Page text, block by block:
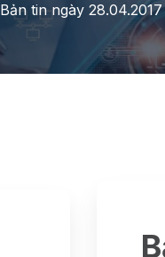
Bản tin ngày